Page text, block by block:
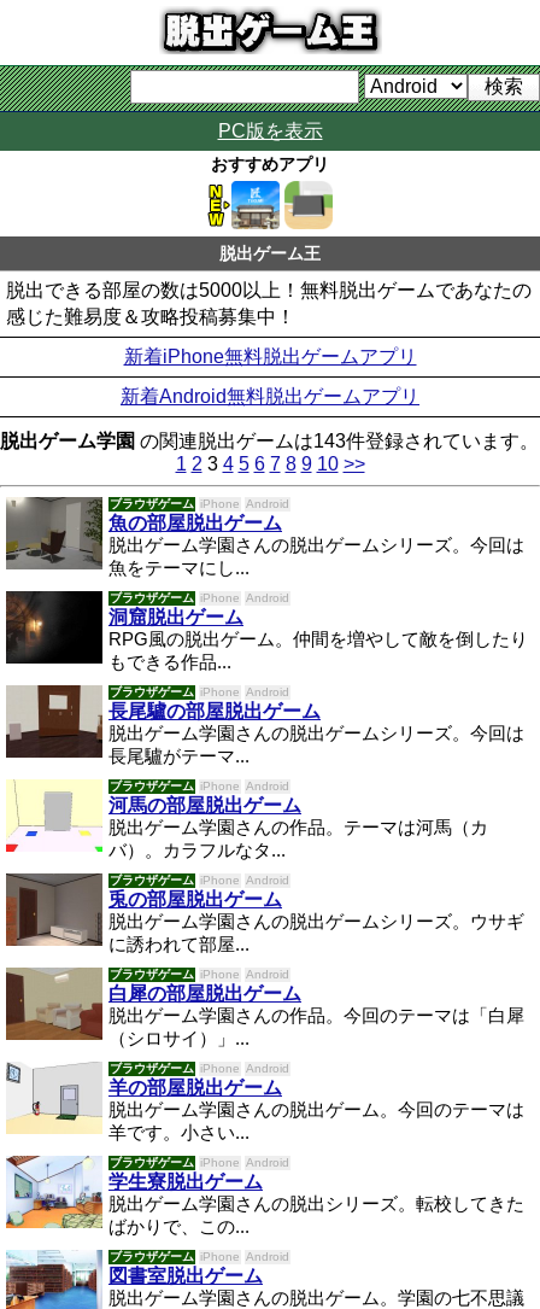
PC版を表示
おすすめアプリ
脱出ゲーム王
脱出できる部屋の数は5000以上！無料脱出ゲームであなたの
感じた難易度＆攻略投稿募集中！
新着iPhone無料脱出ゲームアプリ
新着Android無料脱出ゲームアプリ
脱出ゲーム学園 の関連脱出ゲームは143件登録されています。
1 2 3 4 5 6 7 8 9 10 >>
ブラウザゲーム iPhone Android
魚の部屋脱出ゲーム
脱出ゲーム学園さんの脱出ゲームシリーズ。今回は
魚をテーマにし...
ブラウザゲーム iPhone Android
洞窟脱出ゲーム
RPG風の脱出ゲーム。仲間を増やして敵を倒したり
もできる作品...
ブラウザゲーム iPhone Android
長尾驢の部屋脱出ゲーム
脱出ゲーム学園さんの脱出ゲームシリーズ。今回は
長尾驢がテーマ...
ブラウザゲーム iPhone Android
河馬の部屋脱出ゲーム
脱出ゲーム学園さんの作品。テーマは河馬（カ
バ）。カラフルなタ...
ブラウザゲーム iPhone Android
兎の部屋脱出ゲーム
脱出ゲーム学園さんの脱出ゲームシリーズ。ウサギ
に誘われて部屋...
ブラウザゲーム iPhone Android
白犀の部屋脱出ゲーム
脱出ゲーム学園さんの作品。今回のテーマは「白犀
（シロサイ）」...
ブラウザゲーム iPhone Android
羊の部屋脱出ゲーム
脱出ゲーム学園さんの脱出ゲーム。今回のテーマは
羊です。小さい...
ブラウザゲーム iPhone Android
学生寮脱出ゲーム
脱出ゲーム学園さんの脱出シリーズ。転校してきた
ばかりで、この...
ブラウザゲーム iPhone Android
図書室脱出ゲーム
脱出ゲーム学園さんの脱出ゲーム。学園の七不思議